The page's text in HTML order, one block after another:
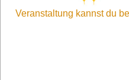
Veranstaltung kannst du